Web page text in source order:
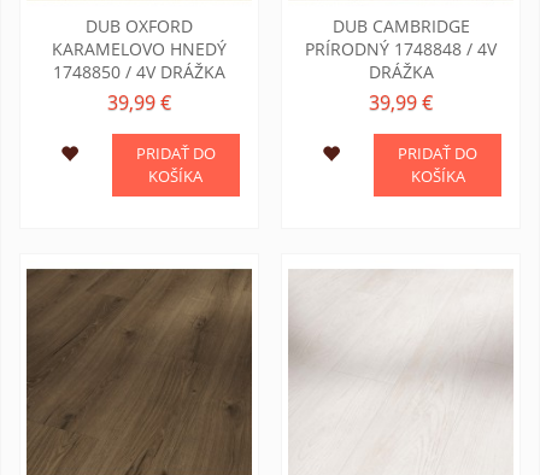
DUB OXFORD
KARAMELOVO HNEDÝ
1748850 / 4V DRÁŽKA
39,99 €
PRIDAŤ DO
KOŠÍKA
DUB CAMBRIDGE
PRÍRODNÝ 1748848 / 4V
DRÁŽKA
39,99 €
PRIDAŤ DO
KOŠÍKA